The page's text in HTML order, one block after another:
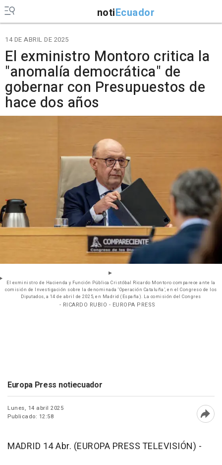
notiEcuador
14 DE ABRIL DE 2025
El exministro Montoro critica la
"anomalía democrática" de
gobernar con Presupuestos de
hace dos años
El exministro de Hacienda y Función Pública Cristóbal Ricardo Montoro comparece ante la
comisión de Investigación sobre la denominada ‘Operación Cataluña’, en el Congreso de los
Diputados, a 14 de abril de 2025, en Madrid (España). La comisión del Congres
- RICARDO RUBIO - EUROPA PRESS
Europa Press notiecuador
Lunes, 14 abril 2025
Publicado: 12:58
MADRID 14 Abr. (EUROPA PRESS TELEVISIÓN) -